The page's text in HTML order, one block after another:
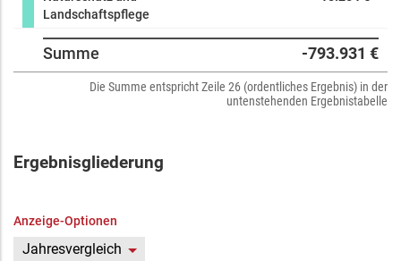
Landschaftspflege
Summe -793.931 €
Die Summe entspricht Zeile 26 (ordentliches Ergebnis) in der
untenstehenden Ergebnistabelle
Ergebnisgliederung
Anzeige-Optionen
Jahresvergleich